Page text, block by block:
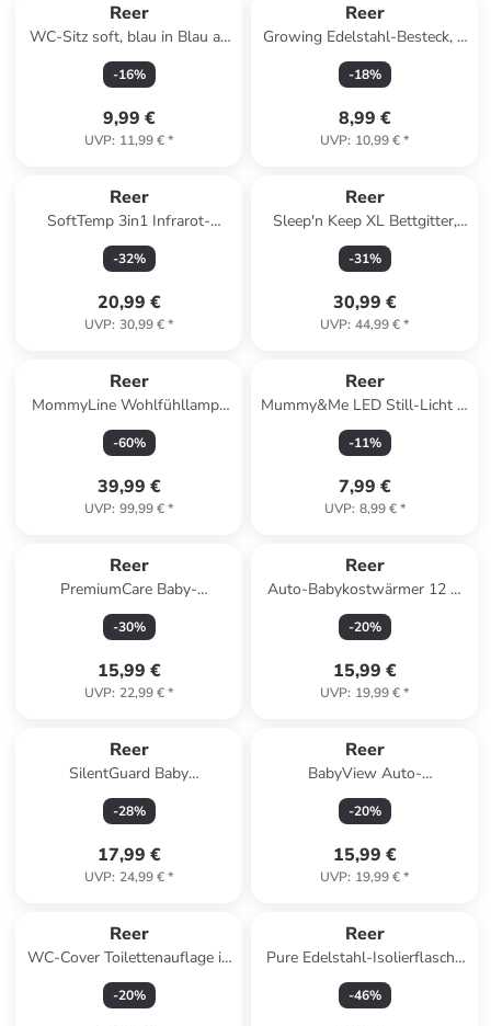
Reer
WC-Sitz soft, blau in Blau ab
6 Monate
-16%
9,99 €
UVP: 11,99 €*
Reer
Growing Edelstahl-Besteck, 4
teilig in ab 3 Jahre
-18%
8,99 €
UVP: 10,99 €*
Reer
SoftTemp 3in1 Infrarot-
Fieberthermometer in Weiß ab
0 Monate
-32%
20,99 €
UVP: 30,99 €*
Reer
Sleep'n Keep XL Bettgitter,
150 cm in Blau ab 11 Jahre
-31%
30,99 €
UVP: 44,99 €*
Reer
MommyLine Wohlfühllampe
Tag/Stimmung in Weiß ab 0
Monate
-60%
39,99 €
UVP: 99,99 €*
Reer
Mummy&Me LED Still-Licht in
Weiß ab 0 Monate
-11%
7,99 €
UVP: 8,99 €*
Reer
PremiumCare Baby-
Nagelschere in Silberfarben ab
0 Monate
-30%
15,99 €
UVP: 22,99 €*
Reer
Auto-Babykostwärmer 12 V
in schwarz,braun
-20%
15,99 €
UVP: 19,99 €*
Reer
SilentGuard Baby
Kapselgehörschutz,rosa in
Rosa ab 12 Monate
-28%
17,99 €
UVP: 24,99 €*
Reer
BabyView Auto-
Sicherheitsspiegel in Schwarz
ab 0 Monate
-20%
15,99 €
UVP: 19,99 €*
Reer
WC-Cover Toilettenauflage in
Weiß ab 9 Jahre
-20%
Reer
Pure Edelstahl-Isolierflasche
500 ml in Silberfarben ab 0
Monate
-46%